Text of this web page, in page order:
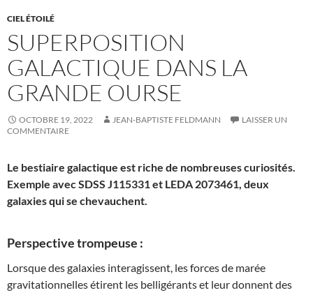
CIEL ÉTOILÉ
SUPERPOSITION
GALACTIQUE DANS LA
GRANDE OURSE
OCTOBRE 19, 2022 JEAN-BAPTISTE FELDMANN
LAISSER UN
COMMENTAIRE
Le bestiaire galactique est riche de nombreuses curiosités.
Exemple avec SDSS J115331 et LEDA 2073461, deux
galaxies qui se chevauchent.
Perspective trompeuse :
Lorsque des galaxies interagissent, les forces de marée
gravitationnelles étirent les belligérants et leur donnent des